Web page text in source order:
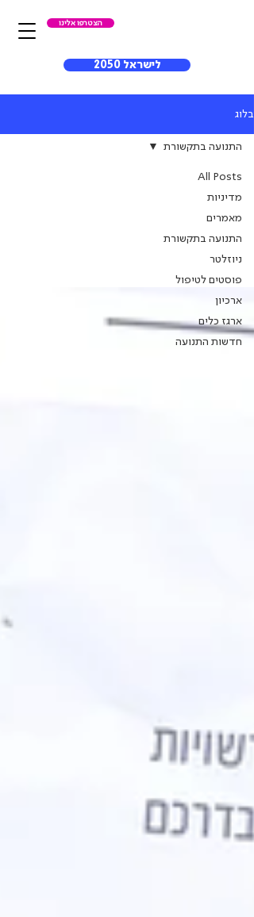
הצטרפו אלינו
לישראל 2050
בלוג
All Posts
מדיניות
מאמרים
התנועה בתקשורת
ניוזלטר
פוסטים לטיפול
ארכיון
ארגז כלים
חדשות התנועה
התנועה בתקשורת